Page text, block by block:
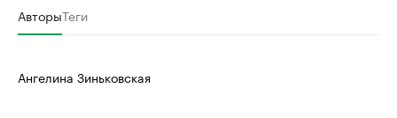
АвторыТеги
Ангелина Зиньковская